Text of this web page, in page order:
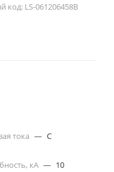
код: LS-061206458B
тока — C
кА — 10